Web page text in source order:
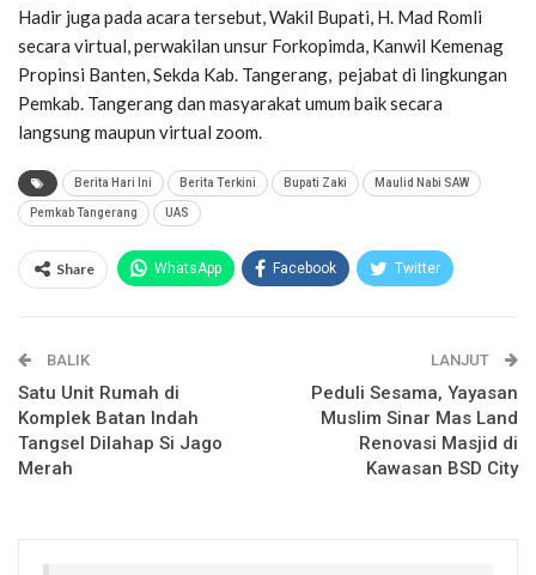
Hadir juga pada acara tersebut, Wakil Bupati, H. Mad Romli
secara virtual, perwakilan unsur Forkopimda, Kanwil Kemenag
Propinsi Banten, Sekda Kab. Tangerang, pejabat di lingkungan
Pemkab. Tangerang dan masyarakat umum baik secara
langsung maupun virtual zoom.
Berita Hari Ini Berita Terkini Bupati Zaki Maulid Nabi SAW
Pemkab Tangerang UAS
Share WhatsApp Facebook Twitter
Telegram
BALIK
Satu Unit Rumah di
Komplek Batan Indah
Tangsel Dilahap Si Jago
Merah
LANJUT
Peduli Sesama, Yayasan
Muslim Sinar Mas Land
Renovasi Masjid di
Kawasan BSD City